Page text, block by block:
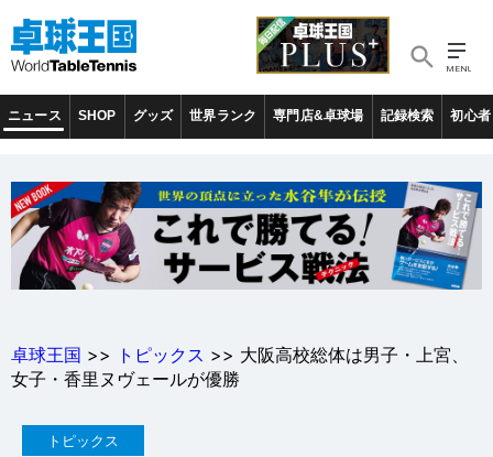
ニュース SHOP グッズ 世界ランク 専門店&卓球場 記録検索 初心者
卓球王国 >> トピックス >> 大阪高校総体は男子・上宮、
女子・香里ヌヴェールが優勝
トピックス